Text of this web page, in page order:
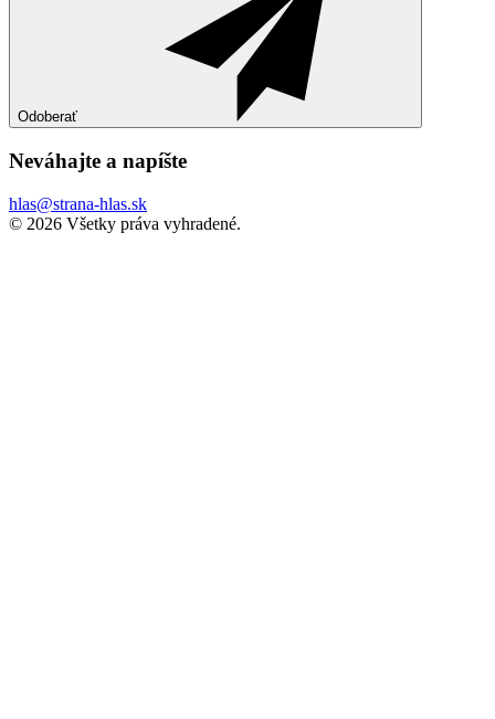
Odoberať
Neváhajte a napíšte
hlas@strana-hlas.sk
©️ 2026 Všetky práva vyhradené.